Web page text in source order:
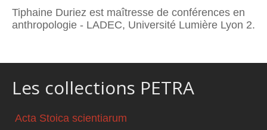
Tiphaine Duriez est maîtresse de conférences en
anthropologie - LADEC, Université Lumière Lyon 2.
Les collections PETRA
Acta Stoica scientiarum